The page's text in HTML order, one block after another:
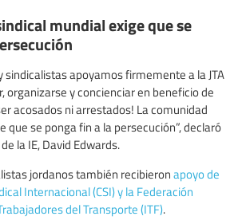
mundial exige que se
sindicalistas apoyamos firmemente a la JTA
organizarse y concienciar en beneficio de
acosados ni arrestados! La comunidad
que se ponga fin a la persecución”, declaró
la IE, David Edwards.
jordanos también recibieron apoyo de
Internacional (CSI) y la Federación
del Transporte (ITF).